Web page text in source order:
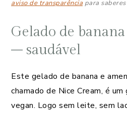
aviso de transparência para
Gelado de
– saudável
Este gelado de banana e
chamado de Nice Cream, é
vegan. Logo sem leite, sem